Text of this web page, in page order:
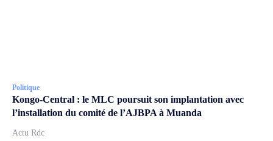
Politique
Kongo-Central : le MLC poursuit son implantation avec
l’installation du comité de l’AJBPA à Muanda
Actu Rdc